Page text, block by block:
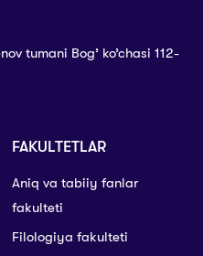
tumani Bog’ ko’chasi 112-
FAKULTETLAR
Aniq va tabiiy fanlar
fakulteti
Filologiya fakulteti